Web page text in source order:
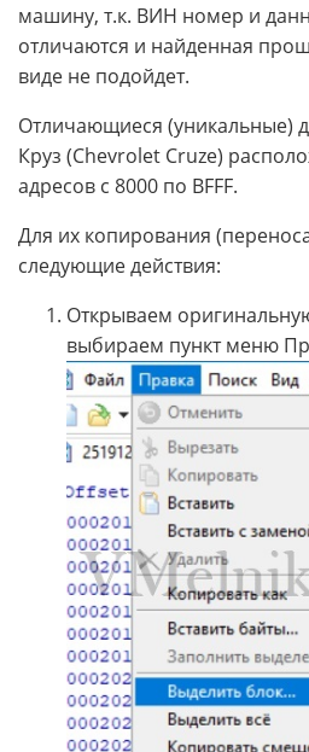
машину, т.к. ВИН номер и
отличаются и найденная
виде не подойдет.
Отличающиеся (уникальные)
Круз (Chevrolet Cruze)
адресов с 8000 по BFFF.
Для их копирования
следующие действия:
Открываем
выбираем пункт меню